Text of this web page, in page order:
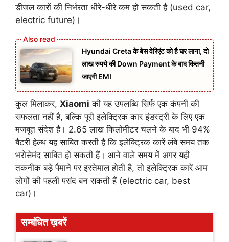
डीजल कारों की निर्भरता धीरे-धीरे कम हो सकती है (used car,
electric future)।
Hyundai Creta के बेस वेरिएंट को है घर लाना, दो
लाख रुपये की Down Payment के बाद कितनी
जाएगी EMI
कुल मिलाकर, Xiaomi की यह उपलब्धि सिर्फ एक कंपनी की
सफलता नहीं है, बल्कि पूरी इलेक्ट्रिक कार इंडस्ट्री के लिए एक
मजबूत संदेश है। 2.65 लाख किलोमीटर चलने के बाद भी 94%
बैटरी हेल्थ यह साबित करती है कि इलेक्ट्रिक कारें लंबे समय तक
भरोसेमंद साबित हो सकती हैं। आने वाले समय में अगर यही
तकनीक बड़े पैमाने पर इस्तेमाल होती है, तो इलेक्ट्रिक कारें आम
लोगों की पहली पसंद बन सकती हैं (electric car, best
car)।
सम्बंधित ख़बरें